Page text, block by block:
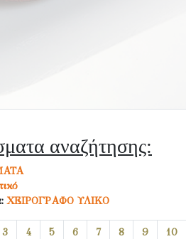
αναζήτησης:
ΧΕΙΡΟΓΡΑΦΟ ΥΛΙΚΟ
3 4 5 6 7 8 9 10